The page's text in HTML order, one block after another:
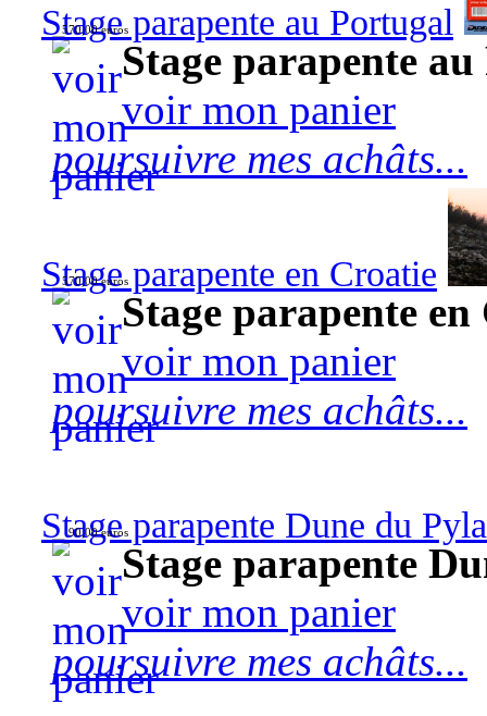
Stage parapente au Portugal
570,00 euros
Stage parapente
voir mon panier
poursuivre mes achâts...
Stage parapente en Croatie
570,00 euros
Stage parapente
voir mon panier
poursuivre mes achâts...
Stage parapente Dune du
90,00 euros
Stage parapente
voir mon panier
poursuivre mes achâts...